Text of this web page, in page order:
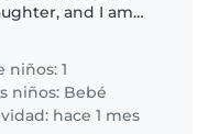
and I am
If you are
feel free to
we can..
niños: 1
niños: Bebé
hace 1 mes